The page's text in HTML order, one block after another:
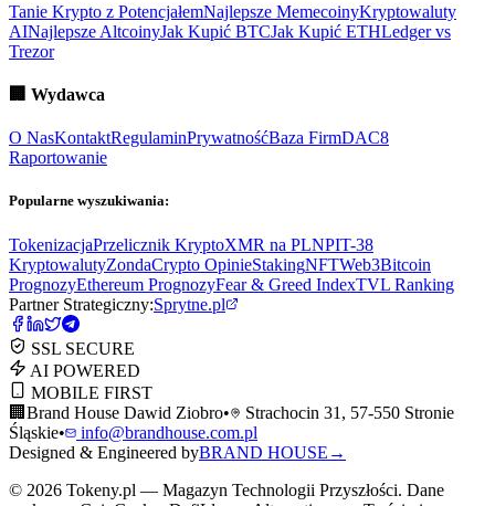
Tanie Krypto z PotencjałemNajlepsze MemecoinyKryptowaluty
AINajlepsze AltcoinyJak Kupić BTCJak Kupić ETHLedger vs
Trezor
🏢 Wydawca
O NasKontaktRegulaminPrywatnośćBaza FirmDAC8
Raportowanie
Popularne wyszukiwania:
TokenizacjaPrzelicznik KryptoXMR na PLNPIT-38
KryptowalutyZondaCrypto OpinieStakingNFTWeb3Bitcoin
PrognozyEthereum PrognozyFear & Greed IndexTVL Ranking
Partner Strategiczny:Sprytne.pl
SSL SECURE
AI POWERED
MOBILE FIRST
🏢 Brand House Dawid Ziobro•
Strachocin 31, 57-550 Stronie
Śląskie•
info@brandhouse.com.pl
Designed & Engineered byBRAND HOUSE →
© 2026 Tokeny.pl — Magazyn Technologii Przyszłości. Dane